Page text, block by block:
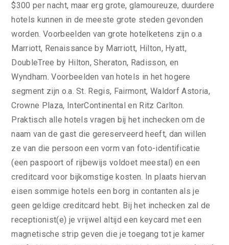
$300 per nacht, maar erg grote, glamoureuze, duurdere
hotels kunnen in de meeste grote steden gevonden
worden. Voorbeelden van grote hotelketens zijn o.a
Marriott, Renaissance by Marriott, Hilton, Hyatt,
DoubleTree by Hilton, Sheraton, Radisson, en
Wyndham. Voorbeelden van hotels in het hogere
segment zijn o.a. St. Regis, Fairmont, Waldorf Astoria,
Crowne Plaza, InterContinental en Ritz Carlton.
Praktisch alle hotels vragen bij het inchecken om de
naam van de gast die gereserveerd heeft, dan willen
ze van die persoon een vorm van foto-identificatie
(een paspoort of rijbewijs voldoet meestal) en een
creditcard voor bijkomstige kosten. In plaats hiervan
eisen sommige hotels een borg in contanten als je
geen geldige creditcard hebt. Bij het inchecken zal de
receptionist(e) je vrijwel altijd een keycard met een
magnetische strip geven die je toegang tot je kamer